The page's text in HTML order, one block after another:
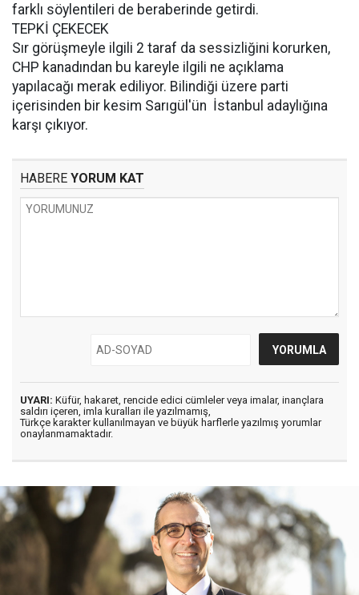
farklı söylentileri de beraberinde getirdi.
TEPKİ ÇEKECEK
Sır görüşmeyle ilgili 2 taraf da sessizliğini korurken,
CHP kanadından bu kareyle ilgili ne açıklama
yapılacağı merak ediliyor. Bilindiği üzere parti
içerisinden bir kesim Sarıgül'ün İstanbul adaylığına
karşı çıkıyor.
HABERE YORUM KAT
UYARI: Küfür, hakaret, rencide edici cümleler veya imalar, inançlara
saldırı içeren, imla kuralları ile yazılmamış,
Türkçe karakter kullanılmayan ve büyük harflerle yazılmış yorumlar
onaylanmamaktadır.